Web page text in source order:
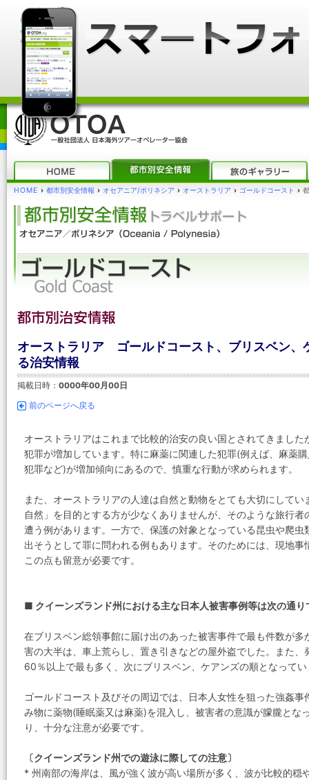
HOME › 都市別安全情報 › オセアニア/ポリネシア › オーストラリア › ゴールドコースト ›
オーストラリア ゴールドコースト、ブリスベン、
る治安情報
掲載日時： 0000年00月00日
前のページへ戻る
オーストラリアはこれまで比較的治安の良い国とされてきまし
犯罪が増加しています。特に麻薬に関連した犯罪(例えば、麻薬
犯罪など)が増加傾向にあるので、慎重な行動が求められます。
また、オーストラリアの人達は自然と動物をとても大切にして
自然」を目的とする方が少なくありませんが、そのような旅行
遭う例があります。一方で、保護の対象となっている昆虫や爬
出そうとして罪に問われる例もあります。そのためには、現地
この点も留意が必要です。
■ クイーンズランド州における主な日本人被害事例等は次の通り
在ブリスベン総領事館に届け出のあった被害事件で最も件数が
害の大半は、車上荒らし、置き引きなどの屋外盗でした。また
60％以上で最も多く、次にブリスベン、ケアンズの順となって
ゴールドコースト及びその周辺では、日本人女性を狙った強姦
み物に薬物(睡眠薬又は麻薬)を混入し、被害者の意識が朦朧とな
り、十分な注意が必要です。
〔クイーンズランド州での遊泳に際しての注意〕
* 州南部の海岸は、風が強く波が高い場所が多く、波が比較的穏